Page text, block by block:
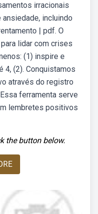
irracionais
incluindo
| pdf. O
lidar com crises
(1) inspire e
4, (2). Conquistamos
através do registro
ferramenta serve
lembretes positivos
the button below.